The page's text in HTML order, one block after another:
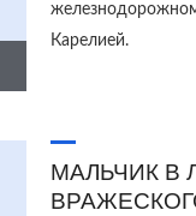
Карелией.
МАЛЬЧИК В